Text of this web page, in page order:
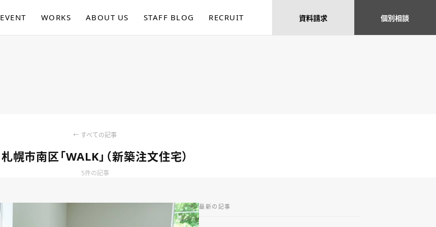
EVENT WORKS ABOUT US STAFF BLOG RECRUIT 資料請求 個別相談
← すべての記事
札幌市南区「WALK」（新築注文住宅）
5件の記事
最新の記事